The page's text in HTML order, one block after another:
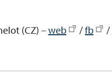
(CZ) –web /fb /